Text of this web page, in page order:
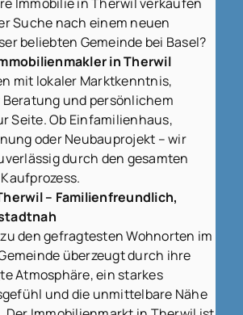
Suche nach einem neuen
beliebten Gemeinde bei Basel?
in Therwil
mit lokaler Marktkenntnis,
und persönlichem
Seite. Ob Einfamilienhaus,
oder Neubauprojekt – wir
durch den gesamten
– Familienfreundlich,
den gefragtesten Wohnorten im
überzeugt durch ihre
Atmosphäre, ein starkes
und die unmittelbare Nähe